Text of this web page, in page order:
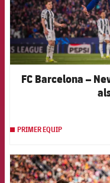
FC Barcelona –
PRIMER EQUIP